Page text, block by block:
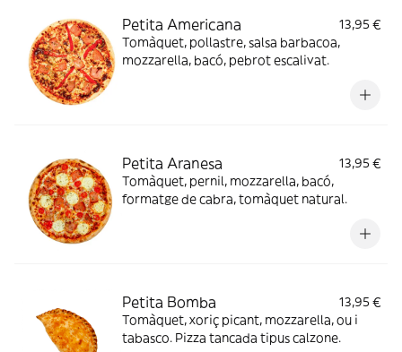
Petita Americana
13,95 €
Tomàquet, pollastre, salsa barbacoa,
mozzarella, bacó, pebrot escalivat.
Petita Aranesa
13,95 €
Tomàquet, pernil, mozzarella, bacó,
formatge de cabra, tomàquet natural.
Petita Bomba
13,95 €
Tomàquet, xoriç picant, mozzarella, ou i
tabasco. Pizza tancada tipus calzone.